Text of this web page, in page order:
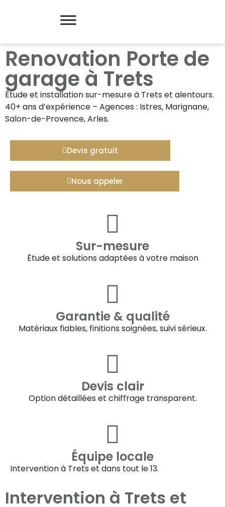
Renovation Porte de
garage à Trets
Étude et installation sur-mesure à Trets et alentours.
40+ ans d’expérience – Agences : Istres, Marignane,
Salon-de-Provence, Arles.
Devis gratuit
Nous appeler
Sur-mesure
Étude et solutions adaptées à votre maison
Garantie & qualité
Matériaux fiables, finitions soignées, suivi sérieux.
Devis clair
Option détaillées et chiffrage transparent.
Équipe locale
Intervention à Trets et dans tout le 13.
Intervention à Trets et